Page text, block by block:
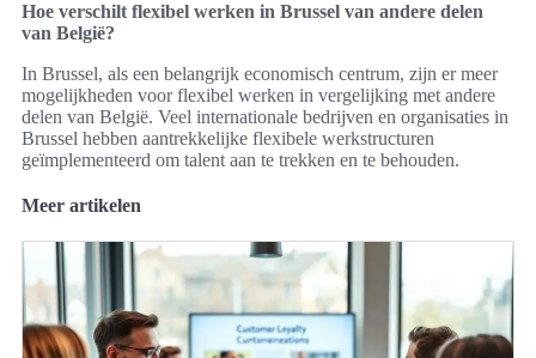
Hoe verschilt flexibel werken in Brussel van andere delen
van België?
In Brussel, als een belangrijk economisch centrum, zijn er meer
mogelijkheden voor flexibel werken in vergelijking met andere
delen van België. Veel internationale bedrijven en organisaties in
Brussel hebben aantrekkelijke flexibele werkstructuren
geïmplementeerd om talent aan te trekken en te behouden.
Meer artikelen